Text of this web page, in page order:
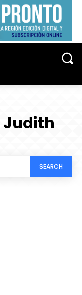
Judith
SEARCH